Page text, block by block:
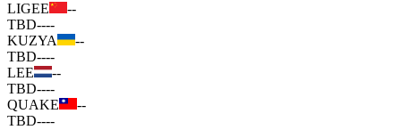
LIGEE
--
TBD----
KUZYA
--
TBD----
LEE
--
TBD----
QUAKE
--
TBD----